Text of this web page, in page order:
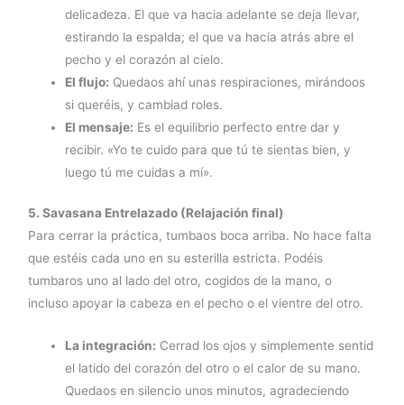
delicadeza. El que va hacia adelante se deja llevar,
estirando la espalda; el que va hacia atrás abre el
pecho y el corazón al cielo.
El flujo: Quedaos ahí unas respiraciones, mirándoos
si queréis, y cambiad roles.
El mensaje: Es el equilibrio perfecto entre dar y
recibir. «Yo te cuido para que tú te sientas bien, y
luego tú me cuidas a mí».
5. Savasana Entrelazado (Relajación final)
Para cerrar la práctica, tumbaos boca arriba. No hace falta
que estéis cada uno en su esterilla estricta. Podéis
tumbaros uno al lado del otro, cogidos de la mano, o
incluso apoyar la cabeza en el pecho o el vientre del otro.
La integración: Cerrad los ojos y simplemente sentid
el latido del corazón del otro o el calor de su mano.
Quedaos en silencio unos minutos, agradeciendo